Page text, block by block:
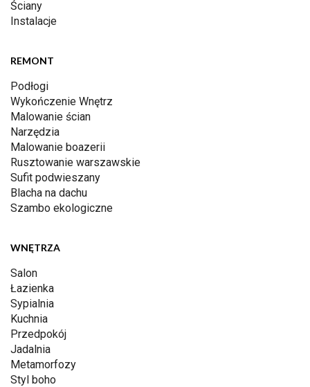
Ściany
Instalacje
REMONT
Podłogi
Wykończenie Wnętrz
Malowanie ścian
Narzędzia
Malowanie boazerii
Rusztowanie warszawskie
Sufit podwieszany
Blacha na dachu
Szambo ekologiczne
WNĘTRZA
Salon
Łazienka
Sypialnia
Kuchnia
Przedpokój
Jadalnia
Metamorfozy
Styl boho